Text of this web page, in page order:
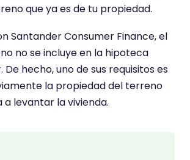
que ya es de tu propiedad.
Santander Consumer Finance, el
no se incluye en la hipoteca
hecho, uno de sus requisitos es
la propiedad del terreno
a levantar la vivienda.